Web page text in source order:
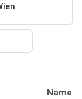
Name